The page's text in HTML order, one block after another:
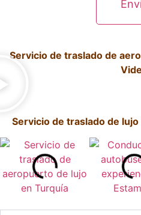
Servicio de traslado de
Servicio de traslado de